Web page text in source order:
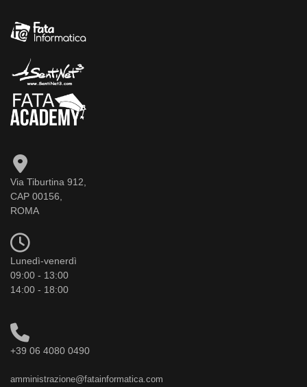
Via Tiburtina 912,
CAP 00156,
ROMA
Lunedì-venerdì
09:00 - 13:00
14:00 - 18:00
+39 06 4080 0490
amministrazione@fatainformatica.com